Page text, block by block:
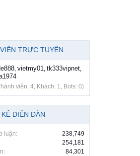
TRỰC TUYẾN
, vietmy01, tk333vipnet,
viên: 4, Khách: 1, Bots: 0)
DIỄN ĐÀN
luận:
238,749
254,181
84,301